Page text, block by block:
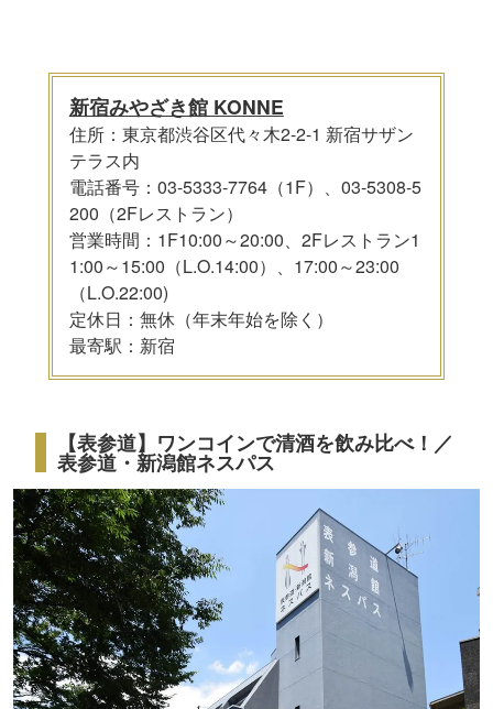
新宿みやざき館 KONNE
住所：東京都渋谷区代々木2-2-1 新宿サザン
テラス内
電話番号：03-5333-7764（1F）、03-5308-5
200（2Fレストラン）
営業時間：1F10:00～20:00、2Fレストラン1
1:00～15:00（L.O.14:00）、17:00～23:00
（L.O.22:00)
定休日：無休（年末年始を除く）
最寄駅：新宿
【表参道】ワンコインで清酒を飲み比べ！／
表参道・新潟館ネスパス